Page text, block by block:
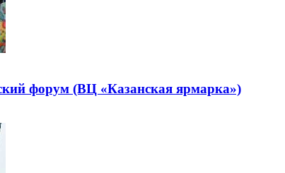
форум (ВЦ «Казанская ярмарка»)